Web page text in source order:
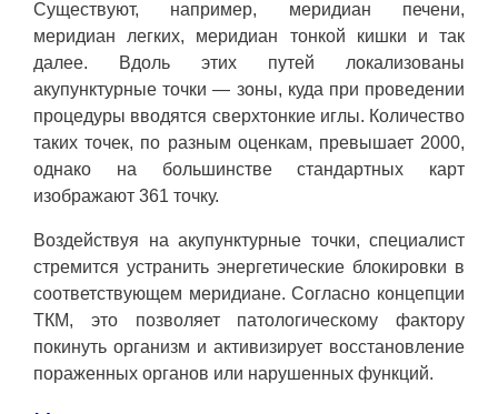
Существуют, например, меридиан печени,
меридиан легких, меридиан тонкой кишки и так
далее. Вдоль этих путей локализованы
акупунктурные точки — зоны, куда при проведении
процедуры вводятся сверхтонкие иглы. Количество
таких точек, по разным оценкам, превышает 2000,
однако на большинстве стандартных карт
изображают 361 точку.
Воздействуя на акупунктурные точки, специалист
стремится устранить энергетические блокировки в
соответствующем меридиане. Согласно концепции
ТКМ, это позволяет патологическому фактору
покинуть организм и активизирует восстановление
пораженных органов или нарушенных функций.